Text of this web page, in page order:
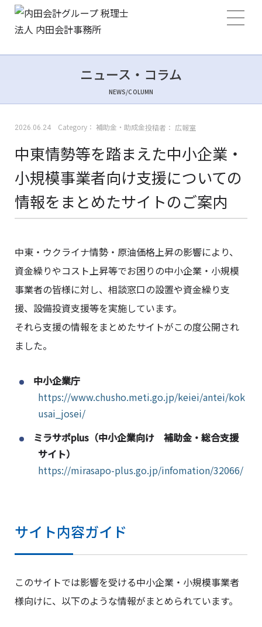
ニュース・コラム
NEWS/COLUMN
2026.06.24 Category： 補助金・助成金投稿者： 広報室
中東情勢等を踏まえた中小企業・
小規模事業者向け支援についての
情報をまとめたサイトのご案内
中東・ウクライナ情勢・原油価格上昇の影響により、
資金繰りやコスト上昇等でお困りの中小企業・小規模
事業者の皆様に対し、相談窓口の設置や資金繰り支
援、設備投資支援等を実施しています。
それら支援の情報をまとめたサイトがこの度公開され
ました。
中小企業庁
https://www.chusho.meti.go.jp/keiei/antei/kok
usai_josei/
ミラサポplus（中小企業向け 補助金・総合支援
サイト）
https://mirasapo-plus.go.jp/infomation/32066/
サイト内容ガイド
このサイトでは影響を受ける中小企業・小規模事業者
様向けに、以下のような情報がまとめられています。